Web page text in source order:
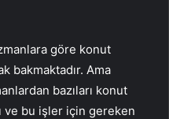
göre konut
bakmaktadır. Ama
bazıları konut
ve bu işler için gereken